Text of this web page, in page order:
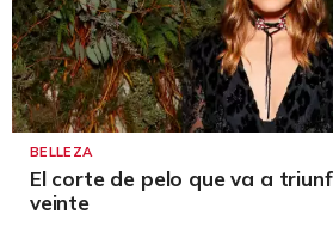
BELLEZA
El corte de pelo que va a
veinte